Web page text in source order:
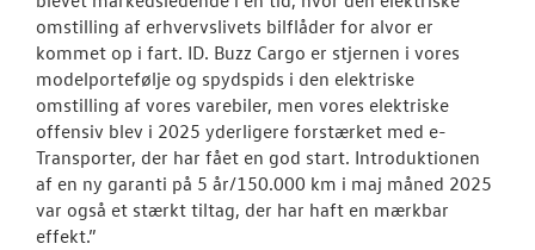
omstilling af erhvervslivets bilflåder for alvor er
kommet op i fart. ID. Buzz Cargo er stjernen i vores
modelportefølje og spydspids i den elektriske
omstilling af vores varebiler, men vores elektriske
offensiv blev i 2025 yderligere forstærket med e-
Transporter, der har fået en god start. Introduktionen
af en ny garanti på 5 år/150.000 km i maj måned 2025
var også et stærkt tiltag, der har haft en mærkbar
effekt.”